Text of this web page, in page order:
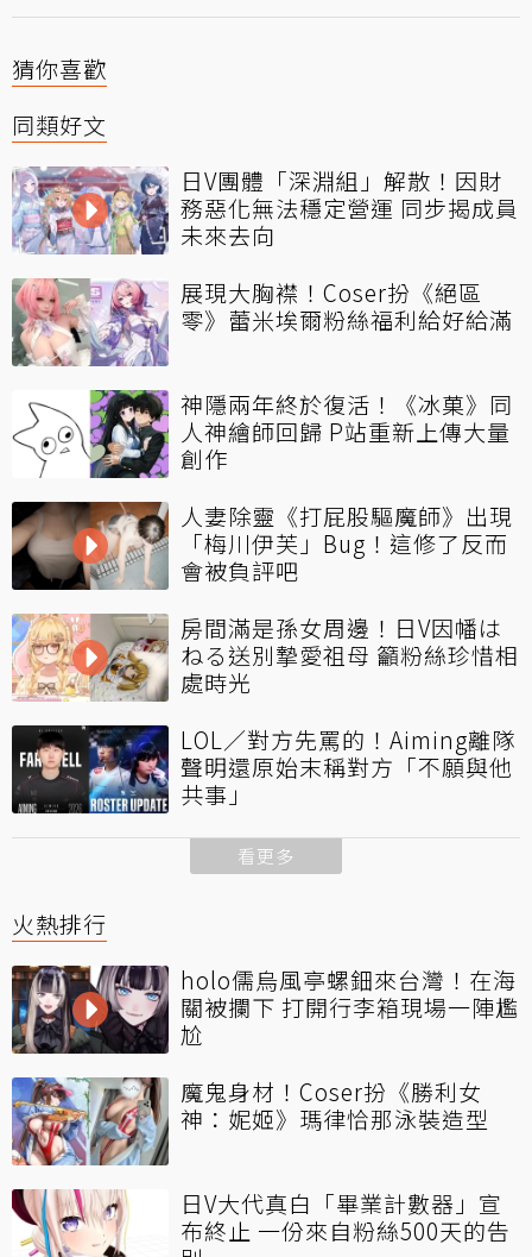
猜你喜歡
同類好文
日V團體「深淵組」解散！因財
務惡化無法穩定營運 同步揭成員
未來去向
展現大胸襟！Coser扮《絕區
零》蕾米埃爾粉絲福利給好給滿
神隱兩年終於復活！《冰菓》同
人神繪師回歸 P站重新上傳大量
創作
人妻除靈《打屁股驅魔師》出現
「梅川伊芙」Bug！這修了反而
會被負評吧
房間滿是孫女周邊！日V因幡は
ねる送別摯愛祖母 籲粉絲珍惜相
處時光
LOL／對方先罵的！Aiming離隊
聲明還原始末稱對方「不願與他
共事」
看更多
火熱排行
holo儒烏風亭螺鈿來台灣！在海
關被攔下 打開行李箱現場一陣尷
尬
魔鬼身材！Coser扮《勝利女
神：妮姬》瑪律恰那泳裝造型
日V大代真白「畢業計數器」宣
布終止 一份來自粉絲500天的告